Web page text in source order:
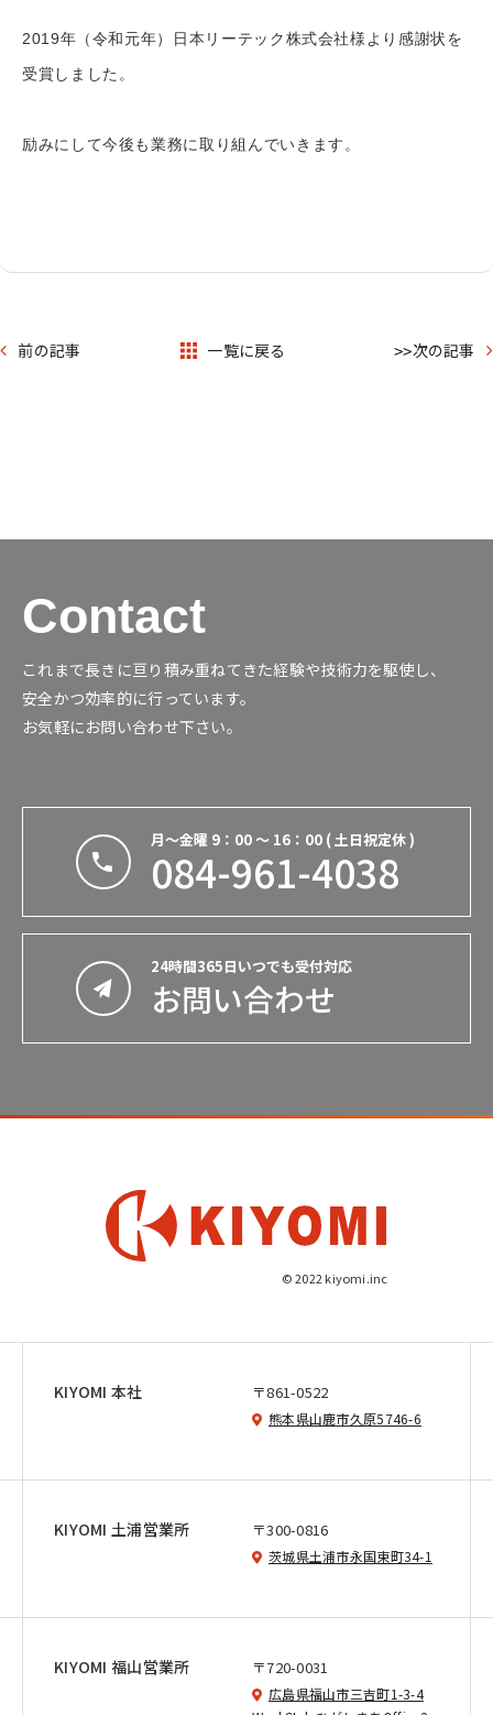
About
Works
採用情報
お問い合わせ
2019年（令和元年）日本リーテック株式会社様より感謝状を
受賞しました。
励みにして今後も業務に取り組んでいきます。
前の記事 一覧に戻る 次の記事
Contact
これまで長きに亘り積み重ねてきた経験や技術力を駆使し、
安全かつ効率的に行っています。
お気軽にお問い合わせ下さい。
月〜金曜 9：00 〜 16：00 ( 土日祝定休 )
084-961-4038
24時間365日いつでも受付対応
お問い合わせ
© 2022 kiyomi.inc
KIYOMI 本社 〒861-0522
熊本県山鹿市久原5746-6
KIYOMI 土浦営業所 〒300-0816
茨城県土浦市永国東町34-1
KIYOMI 福山営業所 〒720-0031
広島県福山市三吉町1-3-4